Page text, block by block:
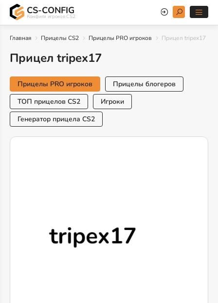
CS-CONFIG
Конфиги игроков CS2
Главная Прицелы CS2 Прицелы PRO игроков Прицел tripex17
Прицел tripex17
Прицелы PRO игроков
Прицелы блогеров
ТОП прицелов CS2
Игроки
Генератор прицела CS2